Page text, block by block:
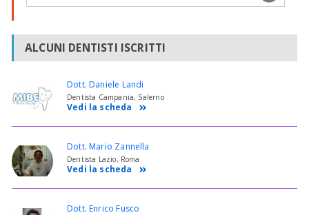
ALCUNI DENTISTI ISCRITTI
Dott. Daniele Landi
Dentista Campania, Salerno
Vedi la scheda
Dott. Mario Zannella
Dentista Lazio, Roma
Vedi la scheda
Dott. Enrico Fusco